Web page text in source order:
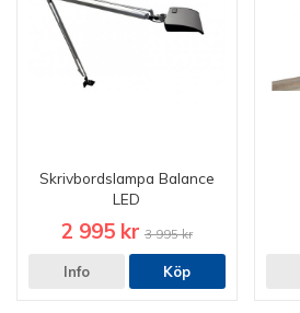
Skrivbordslampa Balance
LED
2 995 kr 3 995 kr
Info Köp